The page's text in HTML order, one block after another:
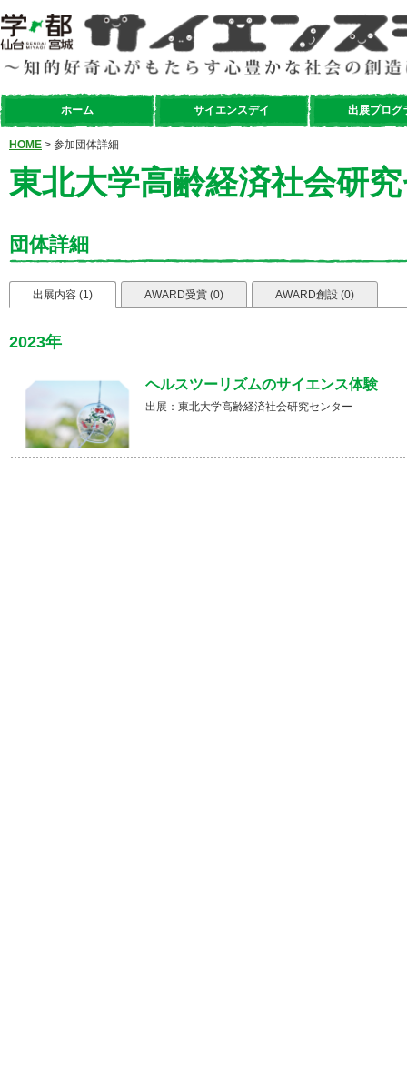
ホーム サイエンスデイ 出展プログ
HOME > 参加団体詳細
東北大学高齢経済社会研
団体詳細
出展内容 (1) AWARD受賞 (0) AWARD創設 (0)
2023年
ヘルスツーリズムのサイエンス体験
出展：東北大学高齢経済社会研究センター